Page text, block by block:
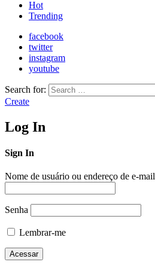
Hot
Trending
facebook
twitter
instagram
youtube
Search for:
Create
Log In
Sign In
Nome de usuário ou endereço de e-mail
Senha
Lembrar-me